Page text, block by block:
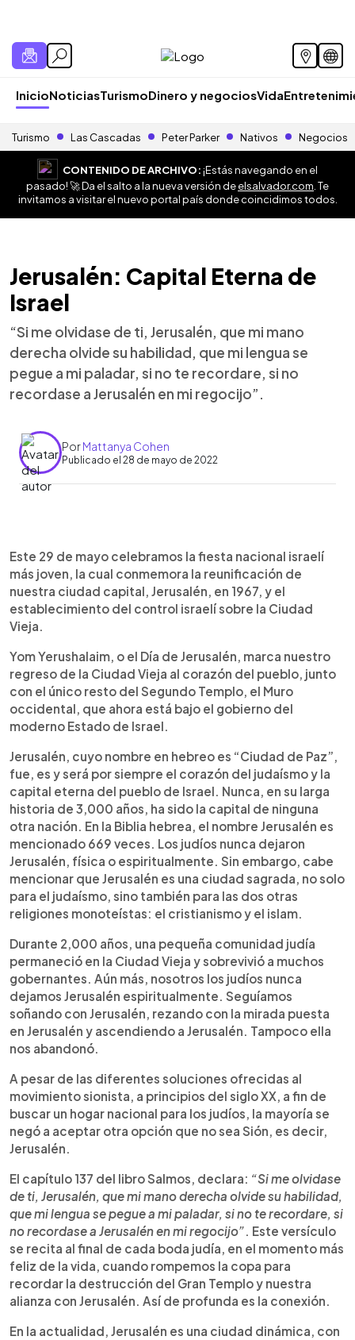
InicioNoticiasTurismoDinero y negociosVida
Turismo Las Cascadas Peter Parker Nativos Negocios
CONTENIDO DE ARCHIVO:¡Estás navegando en el
pasado! 🚀 Da el salto a la nueva versión deelsalvador.com . Te
invitamos a visitar el nuevo portal país donde coincidimos todos.
Jerusalén: Capital Eterna de
Israel
“Si me olvidase de ti, Jerusalén, que mi mano
derecha olvide su habilidad, que mi lengua se
pegue a mi paladar, si no te recordare, si no
recordase a Jerusalén en mi regocijo”.
PorMattanya Cohen
Publicado el 28 de mayo de 2022
► Escuchar artículo
Este 29 de mayo celebramos la fiesta nacional israelí
más joven, la cual conmemora la reunificación de
nuestra ciudad capital, Jerusalén, en 1967, y el
establecimiento del control israelí sobre la Ciudad
Vieja.
Yom Yerushalaim, o el Día de Jerusalén, marca nuestro
regreso de la Ciudad Vieja al corazón del pueblo, junto
con el único resto del Segundo Templo, el Muro
occidental, que ahora está bajo el gobierno del
moderno Estado de Israel.
Jerusalén, cuyo nombre en hebreo es “Ciudad de Paz”,
fue, es y será por siempre el corazón del judaísmo y la
capital eterna del pueblo de Israel. Nunca, en su larga
historia de 3,000 años, ha sido la capital de ninguna
otra nación. En la Biblia hebrea, el nombre Jerusalén es
mencionado 669 veces. Los judíos nunca dejaron
Jerusalén, física o espiritualmente. Sin embargo, cabe
mencionar que Jerusalén es una ciudad sagrada, no solo
para el judaísmo, sino también para las dos otras
religiones monoteístas: el cristianismo y el islam.
Durante 2,000 años, una pequeña comunidad judía
permaneció en la Ciudad Vieja y sobrevivió a muchos
gobernantes. Aún más, nosotros los judíos nunca
dejamos Jerusalén espiritualmente. Seguíamos
soñando con Jerusalén, rezando con la mirada puesta
en Jerusalén y ascendiendo a Jerusalén. Tampoco ella
nos abandonó.
A pesar de las diferentes soluciones ofrecidas al
movimiento sionista, a principios del siglo XX, a fin de
buscar un hogar nacional para los judíos, la mayoría se
negó a aceptar otra opción que no sea Sión, es decir,
Jerusalén.
El capítulo 137 del libro Salmos, declara: “Si me olvidase
de ti, Jerusalén, que mi mano derecha olvide su habilidad,
que mi lengua se pegue a mi paladar, si no te recordare, si
no recordase a Jerusalén en mi regocijo”. Este versículo
se recita al final de cada boda judía, en el momento más
feliz de la vida, cuando rompemos la copa para
recordar la destrucción del Gran Templo y nuestra
alianza con Jerusalén. Así de profunda es la conexión.
En la actualidad, Jerusalén es una ciudad dinámica, con